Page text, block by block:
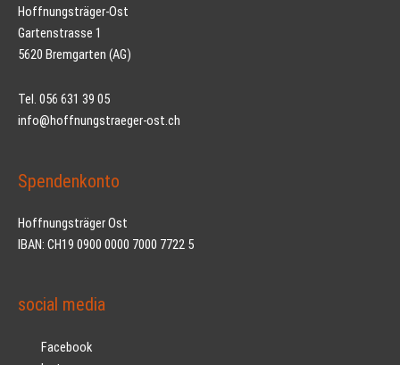
Hoffnungsträger-Ost
Gartenstrasse 1
5620 Bremgarten (AG)
Tel. 056 631 39 05
info@hoffnungstraeger-ost.ch
Spendenkonto
Hoffnungsträger Ost
IBAN: CH19 0900 0000 7000 7722 5
social media
Facebook